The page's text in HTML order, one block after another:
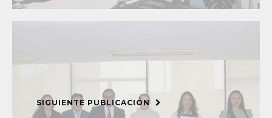
SIGUIENTE PUBLICACIÓN